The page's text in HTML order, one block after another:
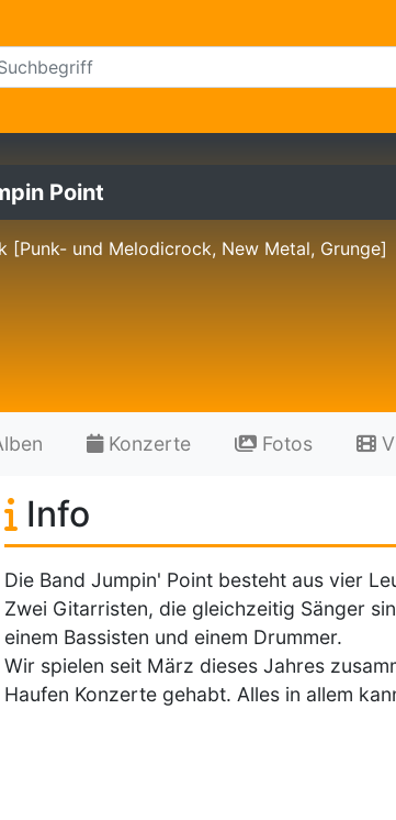
Point
[Punk- und Melodicrock, New Metal, Grunge]
Konzerte Fotos
Info
Die Band Jumpin' Point besteht aus vier
Zwei Gitarristen, die gleichzeitig Sänger
einem Bassisten und einem Drummer.
Wir spielen seit März dieses Jahres
Haufen Konzerte gehabt. Alles in allem